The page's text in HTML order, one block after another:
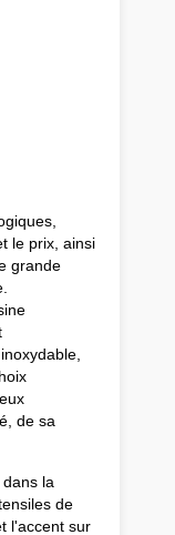
le prix, ainsi
grande
de sa
la
de
l'accent sur